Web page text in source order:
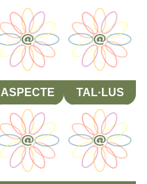
ASPECTE TAL·LUS